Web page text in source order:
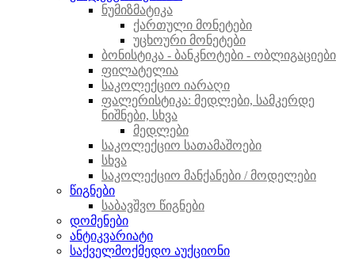
ნუმიზმატიკა
ქართული მონეტები
უცხოური მონეტები
ბონისტიკა - ბანკნოტები - ობლიგაციები
ფილატელია
საკოლექციო იარაღი
ფალერისტიკა: მედლები, სამკერდე
ნიშნები, სხვა
მედლები
საკოლექციო სათამაშოები
სხვა
საკოლექციო მანქანები / მოდელები
წიგნები
საბავშვო წიგნები
დომენები
ანტიკვარიატი
საქველმოქმედო აუქციონი